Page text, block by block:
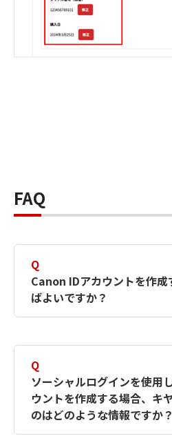
FAQ
Q
Canon IDアカウントを作
ばよいですか？
す。詳しい作成方法は【
何ですか？Canon IDの
ださい。
Q
ソーシャルログインを使用
ウントを作成する場合、キ
のはどのような情報ですか？